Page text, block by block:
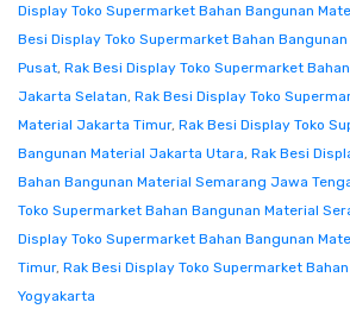
Display Toko Supermarket Bahan Bangunan
Besi Display Toko Supermarket Bahan
Pusat, Rak Besi Display Toko Supermarket
Jakarta Selatan, Rak Besi Display Toko
Material Jakarta Timur, Rak Besi Display Toko
Bangunan Material Jakarta Utara, Rak Besi
Bahan Bangunan Material Semarang Jawa
Toko Supermarket Bahan Bangunan Material
Display Toko Supermarket Bahan Bangunan
Timur, Rak Besi Display Toko Supermarket
Yogyakarta